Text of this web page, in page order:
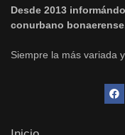
Desde 2013
conurbano
Siempre la más variada